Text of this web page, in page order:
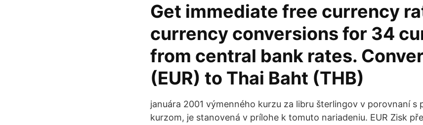
Get immediate free currency
currency conversions for 34
from central bank rates.
(EUR) to Thai Baht (THB)
januára 2001 výmenného kurzu za libru šterlingov v porovnaní s
kurzom, je stanovená v prílohe k tomuto nariadeniu. EUR Zisk